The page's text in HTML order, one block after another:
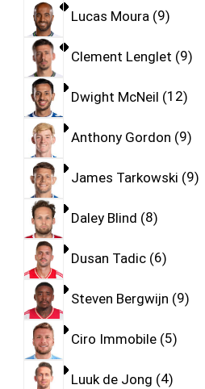
Lucas Moura 9
Clement Lenglet 9
Dwight McNeil 12
Anthony Gordon 9
James Tarkowski 9
Daley Blind 8
Dusan Tadic 6
Steven Bergwijn 9
Ciro Immobile 5
Luuk de Jong 4